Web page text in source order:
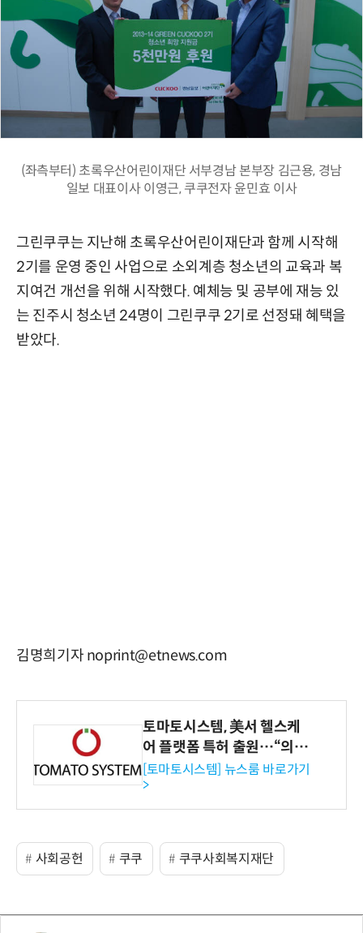
(좌측부터) 초록우산어린이재단 서부경남 본부장 김근용, 경남
일보 대표이사 이영근, 쿠쿠전자 윤민효 이사
그린쿠쿠는 지난해 초록우산어린이재단과 함께 시작해
2기를 운영 중인 사업으로 소외계층 청소년의 교육과 복
지여건 개선을 위해 시작했다. 예체능 및 공부에 재능 있
는 진주시 청소년 24명이 그린쿠쿠 2기로 선정돼 혜택을
받았다.
김명희기자 noprint@etnews.com
토마토시스템, 美서 헬스케
어 플랫폼 특허 출원…“의료
기관·보험사 공략”
[토마토시스템] 뉴스룸 바로가기
>
사회공헌 쿠쿠 쿠쿠사회복지재단